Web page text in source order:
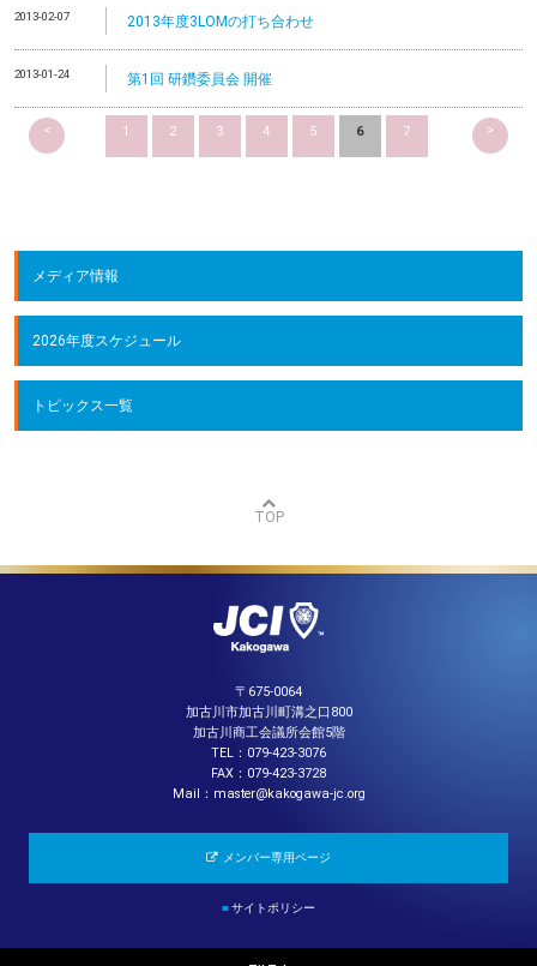
2013-02-07 2013年度3LOMの打ち合わせ
2013-01-24 第1回 研鑽委員会 開催
< 1 2 3 4 5 6 7 >
メディア情報
2026年度スケジュール
トピックス一覧
TOP
〒675-0064
加古川市加古川町溝之口800
加古川商工会議所会館5階
TEL：079-423-3076
FAX：079-423-3728
Mail：master@kakogawa-jc.org
メンバー専用ページ
■サイトポリシー